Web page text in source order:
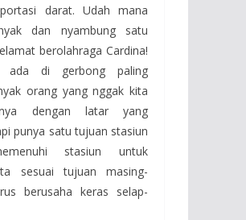
darat. Udah mana
dan nyambung satu
berolahraga Cardina!
ada di gerbong paling
orang yang nggak kita
dengan latar yang
punya satu tujuan stasiun
stasiun untuk
sesuai tujuan masing-
berusaha keras selap-